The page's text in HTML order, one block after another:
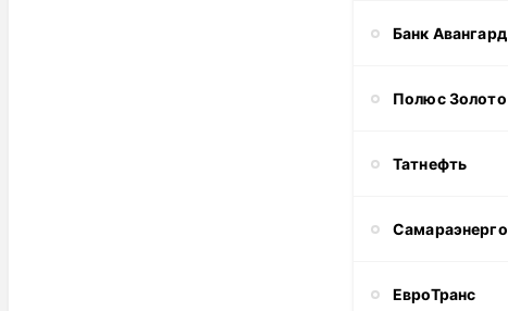
Банк Авангард
Полюс Золото
Татнефть
Самараэнерго
ЕвроТранс